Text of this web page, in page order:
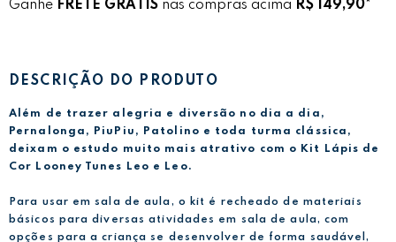
Ganhe FRETE GRÁTIS nas compras acima R$ 149,90*
DESCRIÇÃO DO PRODUTO
Além de trazer alegria e diversão no dia a dia,
Pernalonga, PiuPiu, Patolino e toda turma clássica,
deixam o estudo muito mais atrativo com o Kit Lápis de
Cor Looney Tunes Leo e Leo.
Para usar em sala de aula, o kit é recheado de materiais
básicos para diversas atividades em sala de aula, com
opções para a criança se desenvolver de forma saudável,